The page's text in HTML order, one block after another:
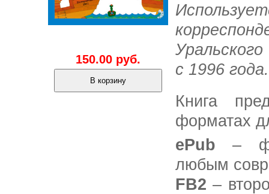
с 1996
Книга
форматах
ePub–
любым
FB2–
150.00 руб.